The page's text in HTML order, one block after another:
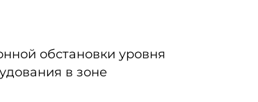
обстановки уровня
в зоне